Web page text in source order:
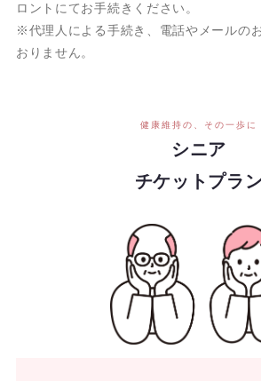
ロントにてお手続きください。
※代理人による手続き、電話やメールの
おりません。
健康維持の、その一歩に
シニア
チケットプラン